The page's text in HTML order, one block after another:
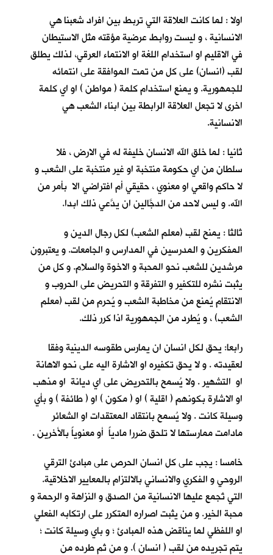
اولا : لما كانت العلاقة التي تربط بين افراد شعبنا هي
الانسانية ، و ليست روابط عرضية مؤقته مثل الاستيطان
في الاقليم او استخدام اللغة او الانتماء العرقي، لذلك يطلق
لقب (انسان) على كل من تمت الموافقة على انتمائه
للجمهورية. و يمنع استخدام كلمة ( مواطن ) او اي كلمة
اخرى لا تجعل العلاقة الرابطة بين ابناء الشعب هي
الانسانية.
ثانيا : لما خلق الله الانسان خليفة له في الارض ، فلا
سلطان من اي حكومة منتخبة او غير منتخبة على الشعب و
لا حاكم واقعي او معنوي ، حقيقي أم افتراضي الا بأمر من
الله. و ليس لاحد من الدجَّالين ان يدَّعي ذلك ابدا.
ثالثا : يمنح لقب (معلم الشعب) لكل رجال الدين و
المفكرين و المدرسين في المدارس و الجامعات. و يعتبرون
مرشدين للشعب نحو المحبة و الاخوة والسلام. و كل من
يثبت نشره للتكفير و التفرقة و التحريض على الحروب و
الانتقام يُمنع من مخاطبة الشعب و يُحرم من لقب (معلم
الشعب) ، و يُطرد من الجمهورية اذا كرر ذلك.
رابعا: يحق لكل انسان ان يمارس طقوسه الدينية وفقا
لعقيدته . و لا يحق تكفيره او الاشارة اليه على نحو الاهانة
او التشهير . ولا يُسمح بالتحريض على اي ديانة او مذهب
او الاشارة بكونهم ( اقلية ) او ( مكون ) او ( طائفة ) و بأي
وسيلة كانت . ولا يُسمح بانتقاد المعتقدات او الشعائر
مادامت ممارستها لا تلحق ضررا مادياً أو معنوياً بالأخرين .
خامسا : يجب على كل انسان الحرص على مبادئ الترقي
الروحي و الفكري والانساني بالالتزام بالمعايير الاخلاقية.
التي تُجمع عليها الانسانية من الصدق و النزاهة و الرحمة و
محبة الخير. و من يثبت اصراره المتكرر على ارتكابه الفعلي
او اللفظي لما يناقض هذه المبادئ ؛ و باي وسيلة كانت ؛
يتم تجريده من لقب ( انسان ). و من ثم طرده من